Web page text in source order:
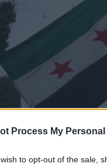
Process My
to opt-out of the sale,